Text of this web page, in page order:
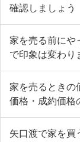
確認しましょう
家を売る前にや
で印象は変わり
家を売るときの
価格・成約価格
矢口渡で家を買